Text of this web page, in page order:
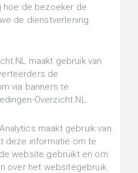
hoe de bezoeker de
de dienstverlening
maakt gebruik van
de
via banners te
Overzicht.NL.
maakt gebruik van
deze informatie om te
website gebruikt en om
over het websitegebruik.